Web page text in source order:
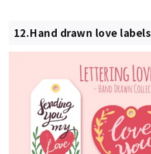
12.Hand drawn love labels